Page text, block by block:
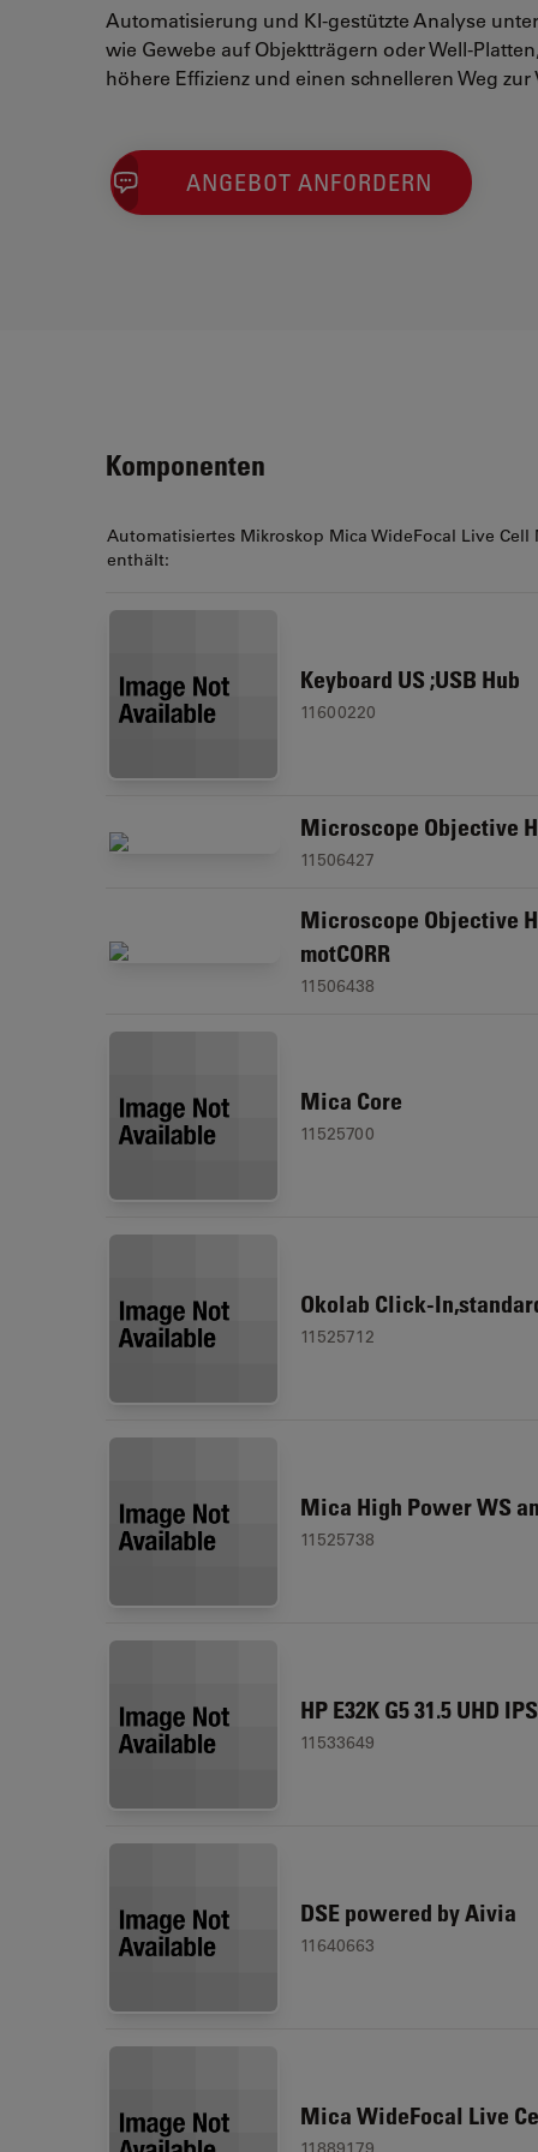
Automatisierung und KI-gestützte Analyse
wie Gewebe auf Objektträgern oder Well-
höhere Effizienz und einen schnelleren Weg
ANGEBOT ANFORDERN
Komponenten
Automatisiertes Mikroskop Mica WideFocal Live Cell
enthält:
Keyboard US ;USB Hub
11600220
Microscope Objective
11506427
Microscope Objective
motCORR
11506438
Mica Core
11525700
Okolab Click-
11525712
Mica High Power WS
11525738
HP E32K G5 31.5 UHD
11533649
DSE powered by Aivia
11640663
Mica WideFocal Live